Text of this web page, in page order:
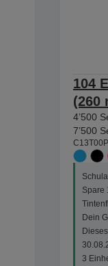
104
(260
4’500
7’500
Spare
Dein
3